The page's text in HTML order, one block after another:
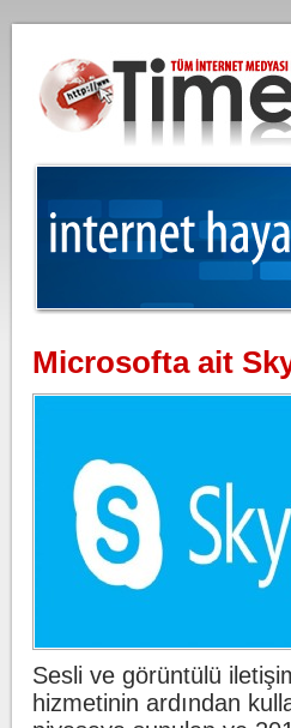
Microsofta ait
Sesli ve görüntülü
hizmetinin ardından
markaları
Beşiktaş'ta şok sakatlık
Beşiktaş
Wilfred
ligaman
duyurdu.
Kılıçdaroğlu,
ziyareti yaptı.
yöneticileri